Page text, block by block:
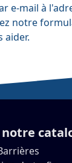
e-mail à
notre
aider.
notre